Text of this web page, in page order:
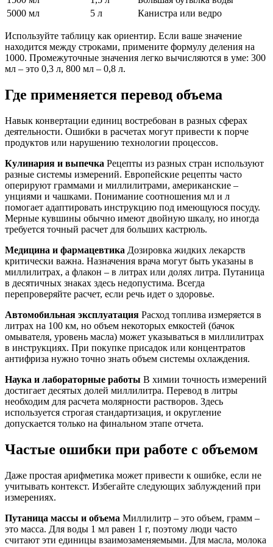
5000 мл
5 л Канистра или ведро
Используйте таблицу как ориентир. Если ваше значение
находится между строками, примените формулу деления на
1000. Промежуточные значения легко вычисляются в уме: 300
мл – это 0,3 л, 800 мл – 0,8 л.
Где применяется перевод объема
Навык конвертации единиц востребован в разных сферах
деятельности. Ошибки в расчетах могут привести к порче
продуктов или нарушению технологии процессов.
Кулинария и выпечка Рецепты из разных стран используют
разные системы измерений. Европейские рецепты часто
оперируют граммами и миллилитрами, американские –
унциями и чашками. Понимание соотношения мл и л
помогает адаптировать инструкцию под имеющуюся посуду.
Мерные кувшины обычно имеют двойную шкалу, но иногда
требуется точный расчет для больших кастрюль.
Медицина и фармацевтика Дозировка жидких лекарств
критически важна. Назначения врача могут быть указаны в
миллилитрах, а флакон – в литрах или долях литра. Путаница
в десятичных знаках здесь недопустима. Всегда
перепроверяйте расчет, если речь идет о здоровье.
Автомобильная эксплуатация Расход топлива измеряется в
литрах на 100 км, но объем некоторых емкостей (бачок
омывателя, уровень масла) может указываться в миллилитрах
в инструкциях. При покупке присадок или концентратов
антифриза нужно точно знать объем системы охлаждения.
Наука и лабораторные работы В химии точность измерений
достигает десятых долей миллилитра. Перевод в литры
необходим для расчета молярности растворов. Здесь
используется строгая стандартизация, и округление
допускается только на финальном этапе отчета.
Частые ошибки при работе с объемом
Даже простая арифметика может привести к ошибке, если не
учитывать контекст. Избегайте следующих заблуждений при
измерениях.
Путаница массы и объема Миллилитр – это объем, грамм –
это масса. Для воды 1 мл равен 1 г, поэтому люди часто
считают эти единицы взаимозаменяемыми. Для масла, молока